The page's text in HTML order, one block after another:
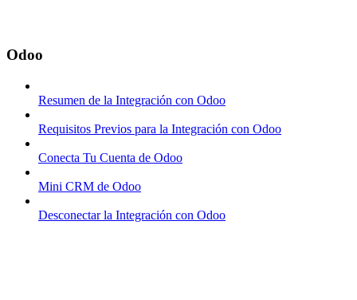
Odoo
Resumen de la Integración con Odoo
Requisitos Previos para la Integración con Odoo
Conecta Tu Cuenta de Odoo
Mini CRM de Odoo
Desconectar la Integración con Odoo